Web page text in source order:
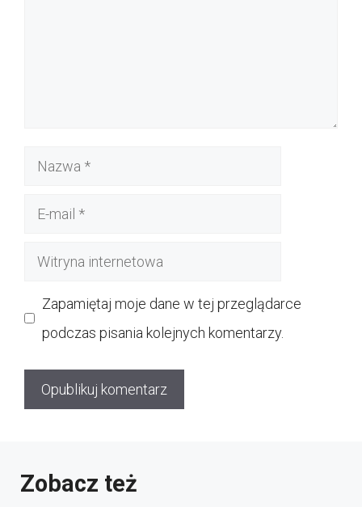
Nazwa
Witryna
Zapamiętaj moje dane w tej przeglądarce
podczas pisania kolejnych komentarzy.
Zobacz też